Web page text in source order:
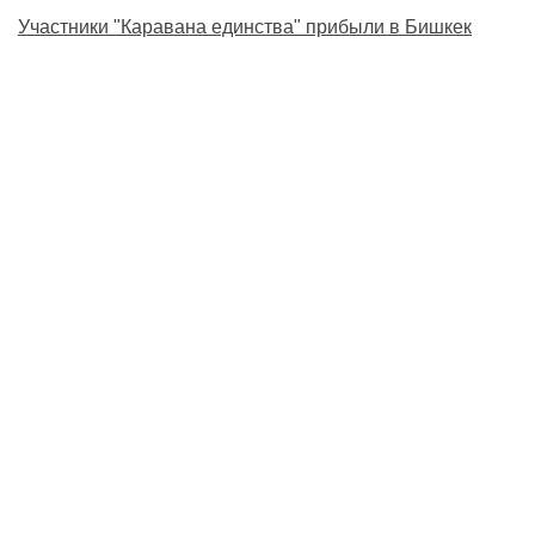
Участники "Каравана единства" прибыли в Бишкек